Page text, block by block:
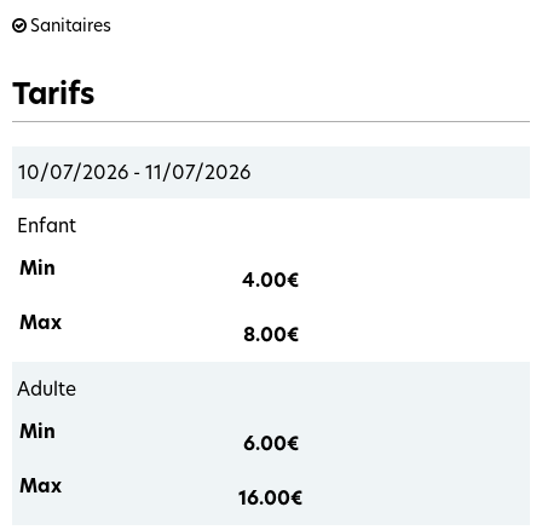
Sanitaires
Tarifs
10/07/2026 - 11/07/2026
Enfant
4.00€
8.00€
Adulte
6.00€
16.00€